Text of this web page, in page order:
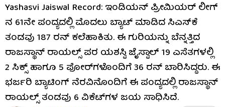
Yashasvi Jaiswal Record: ಇಂಡಿಯನ್ ಪ್ರೀಮಿಯರ್ ಲೀಗ್​
ನ 61ನೇ ಪಂದ್ಯದಲ್ಲಿ ಮೊದಲು ಬ್ಯಾಟ್ ಮಾಡಿದ ಸಿಎಸ್​ಕೆ
ತಂಡವು 187 ರನ್​ ಕಲೆಹಾಕಿತು. ಈ ಗುರಿಯನ್ನು ಬೆನ್ನತ್ತಿದ
ರಾಜಸ್ಥಾನ್ ರಾಯಲ್ಸ್ ಪರ ಯಶಸ್ವಿ ಜೈಸ್ವಾಲ್ 19 ಎಸೆತಗಳಲ್ಲಿ
2 ಸಿಕ್ಸ್ ಹಾಗೂ 5 ಫೋರ್​ಗಳೊಂದಿಗೆ 36 ರನ್ ಬಾರಿಸಿದ್ದರು. ಈ
ಭರ್ಜರಿ ಬ್ಯಾಟಿಂಗ್ ನೆರವಿನೊಂದಿಗೆ ಈ ಪಂದ್ಯದಲ್ಲಿ ರಾಜಸ್ಥಾನ್
ರಾಯಲ್ಸ್ ತಂಡವು 6 ವಿಕೆಟ್​ಗಳ ಜಯ ಸಾಧಿಸಿದೆ.